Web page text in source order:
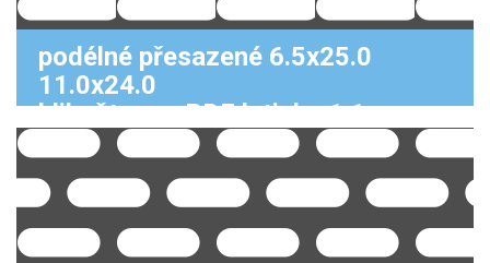
podélné přesazené 6.5x25.0
11.0x24.0
klikněte pro PDF k tisku 1:1